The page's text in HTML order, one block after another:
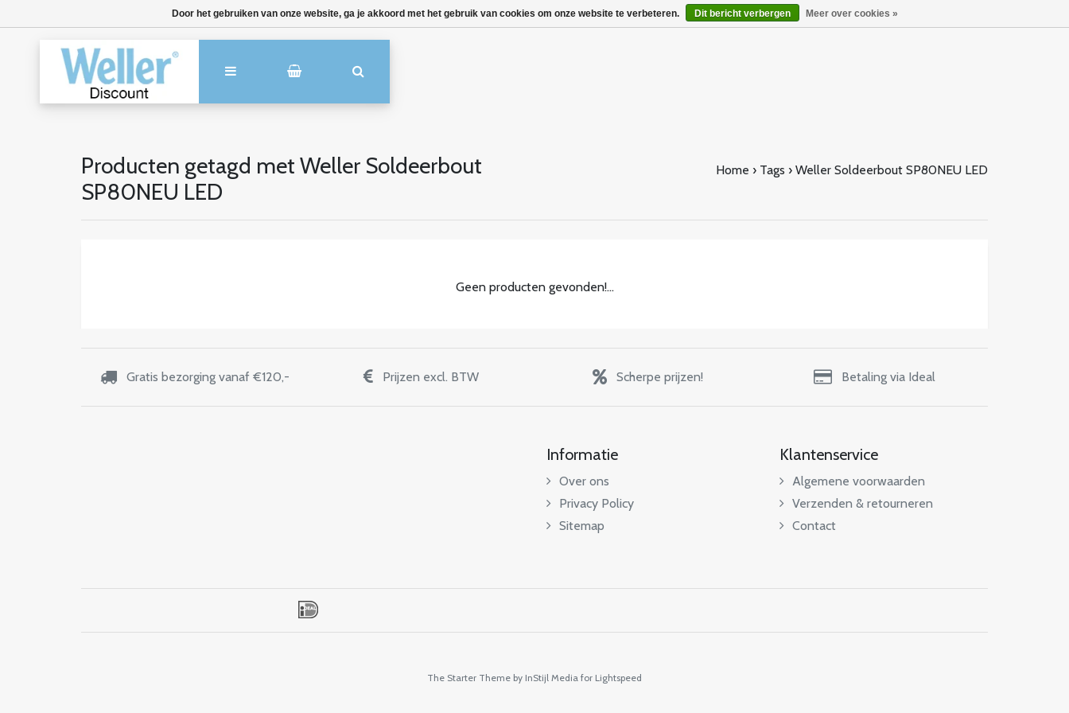
Producten getagd met Weller Soldeerbout
SP80NEU LED
Home › Tags › Weller Soldeerbout SP80NEU LED
Geen producten gevonden!...
Gratis bezorging vanaf €120,- Prijzen excl. BTW Scherpe prijzen! Betaling via Ideal
Informatie
Over ons
Privacy Policy
Sitemap
Klantenservice
Algemene voorwaarden
Verzenden & retourneren
Contact
The Starter Theme by InStijl Media for Lightspeed
Door het gebruiken van onze website, ga je akkoord met het gebruik van cookies om onze website te verbeteren. Dit bericht verbergen Meer over cookies »